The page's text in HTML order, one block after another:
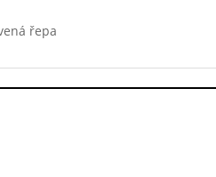
řepa